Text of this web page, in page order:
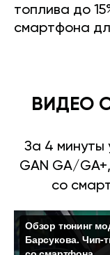
топлива до
смартфона
ВИДЕО
За 4 минуты
GAN GA/
со